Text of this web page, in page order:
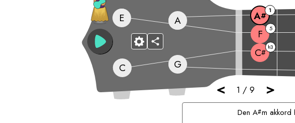
< 1 / 9 >
G
C
C#
b3
E
F
5
A A# 1
Den A#m akkord